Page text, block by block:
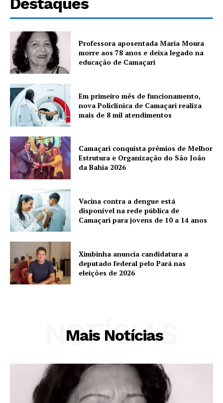
Professora aposentada Maria Moura
morre aos 78 anos e deixa legado na
educação de Camaçari
Em primeiro mês de funcionamento,
nova Policlínica de Camaçari realiza
mais de 8 mil atendimentos
Camaçari conquista prêmios de Melhor
Estrutura e Organização do São João
da Bahia 2026
Vacina contra a dengue está
disponível na rede pública de
Camaçari para jovens de 10 a 14 anos
Ximbinha anuncia candidatura a
deputado federal pelo Pará nas
eleições de 2026
Mais Notícias
NOTÍCIAS